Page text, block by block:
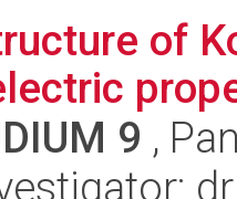
of
9 ,